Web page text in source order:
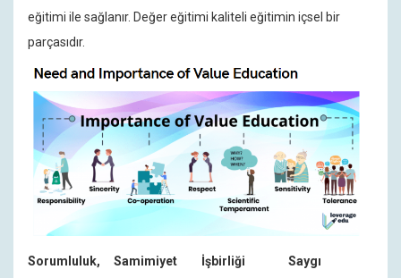
eğitimi ile sağlanır. Değer eğitimi kaliteli eğitimin içsel bir
parçasıdır.
Sorumluluk, Samimiyet İşbirliği Saygı